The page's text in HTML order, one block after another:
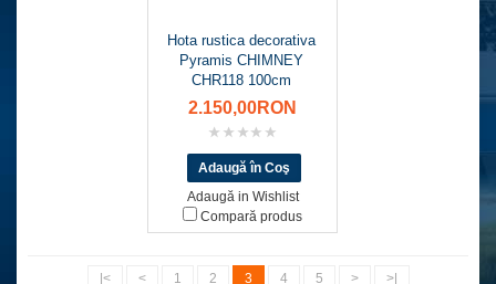
Hota rustica decorativa
Pyramis CHIMNEY
CHR118 100cm
2.150,00RON
Adaugă in Wishlist
Compară produs
|< < 1 2 3 4 5 >
>|